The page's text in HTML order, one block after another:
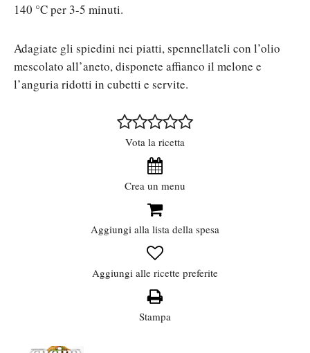
140 °C per 3-5 minuti.
Adagiate gli spiedini nei piatti, spennellateli con l’olio
mescolato all’aneto, disponete affianco il melone e
l’anguria ridotti in cubetti e servite.
Vota la ricetta
Crea un menu
Aggiungi alla lista della spesa
Aggiungi alle ricette preferite
Stampa